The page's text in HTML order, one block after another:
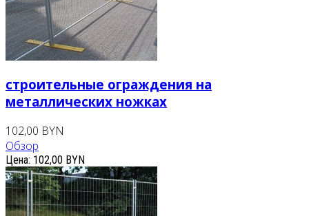
строительные ограждения на
металлических ножках
102,00 BYN
Обзор
Цена: 102,00 BYN